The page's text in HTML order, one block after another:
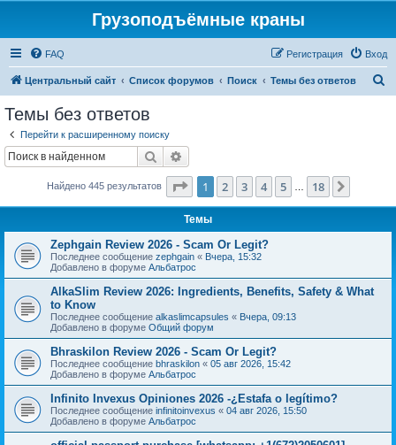
Грузоподъёмные краны
FAQ Вход
Регистрация
Центральный сайт Список форумов Поиск Темы без ответов
Темы без ответов
Перейти к расширенному поиску
Поиск
Найдено 445 результатов Страница из 18
1 2 3 4 5 18
Темы
Zephgain Review 2026 - Scam Or Legit?
Последнее сообщение zephgain « Вчера, 15:32
Добавлено в форуме Альбатрос
AlkaSlim Review 2026: Ingredients, Benefits, Safety & What
to Know
Последнее сообщение alkaslimcapsules « Вчера, 09:13
Добавлено в форуме Общий форум
Bhraskilon Review 2026 - Scam Or Legit?
Последнее сообщение bhraskilon « 05 авг 2026, 15:42
Добавлено в форуме Альбатрос
Infinito Invexus Opiniones 2026 -¿Estafa o legítimo?
Последнее сообщение infinitoinvexus « 04 авг 2026, 15:50
Добавлено в форуме Альбатрос